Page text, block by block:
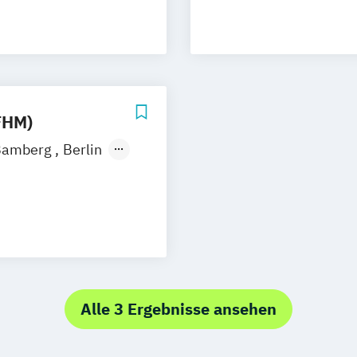
EN)
Social Media
Berlin
Marketing
Alle 3 Ergebnisse ansehen